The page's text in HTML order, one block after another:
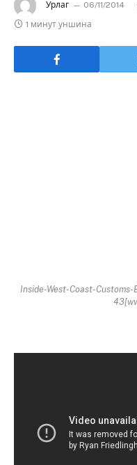
Урлаг 06/11/2014
1 минут уншина
Inside-West-Coast-